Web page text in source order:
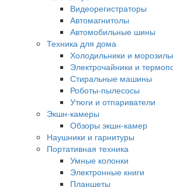
Видеорегистраторы
Автомагнитолы
Автомобильные шины
Техника для дома
Холодильники и
Электрочайники и
Стиральные машины
Роботы-пылесосы
Утюги и отпариватели
Экшн-камеры
Обзоры экшн-камер
Наушники и гарнитуры
Портативная техника
Умные колонки
Электронные книги
Планшеты